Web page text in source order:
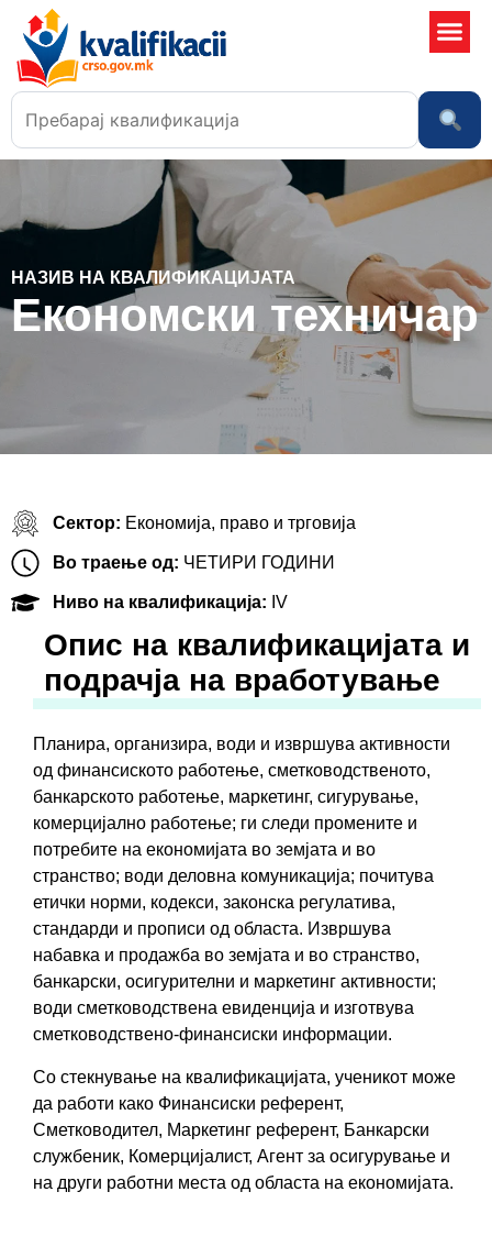
НАЗИВ НА КВАЛИФИКАЦИЈАТА
Економски техничар
Сектор: Економија, право и трговија
Во траење од: ЧЕТИРИ ГОДИНИ
Ниво на квалификација: IV
Oпис на квалификацијата и
подрачја на вработување
Планира, организира, води и извршува активности
од финансиското работење, сметководственото,
банкарското работење, маркетинг, сигурување,
комерцијално работење; ги следи промените и
потребите на економијата во земјата и во
странство; води деловна комуникација; почитува
етички норми, кодекси, законска регулатива,
стандарди и прописи од областа. Извршува
набавка и продажба во земјата и во странство,
банкарски, осигурителни и маркетинг активности;
води сметководствена евиденција и изготвува
сметководствено-финансиски информации.
Со стекнување на квалификацијата, ученикот може
да работи како Финансиски референт,
Сметководител, Маркетинг референт, Банкарски
службеник, Комерцијалист, Агент за осигурување и
на други работни места од областа на економијата.